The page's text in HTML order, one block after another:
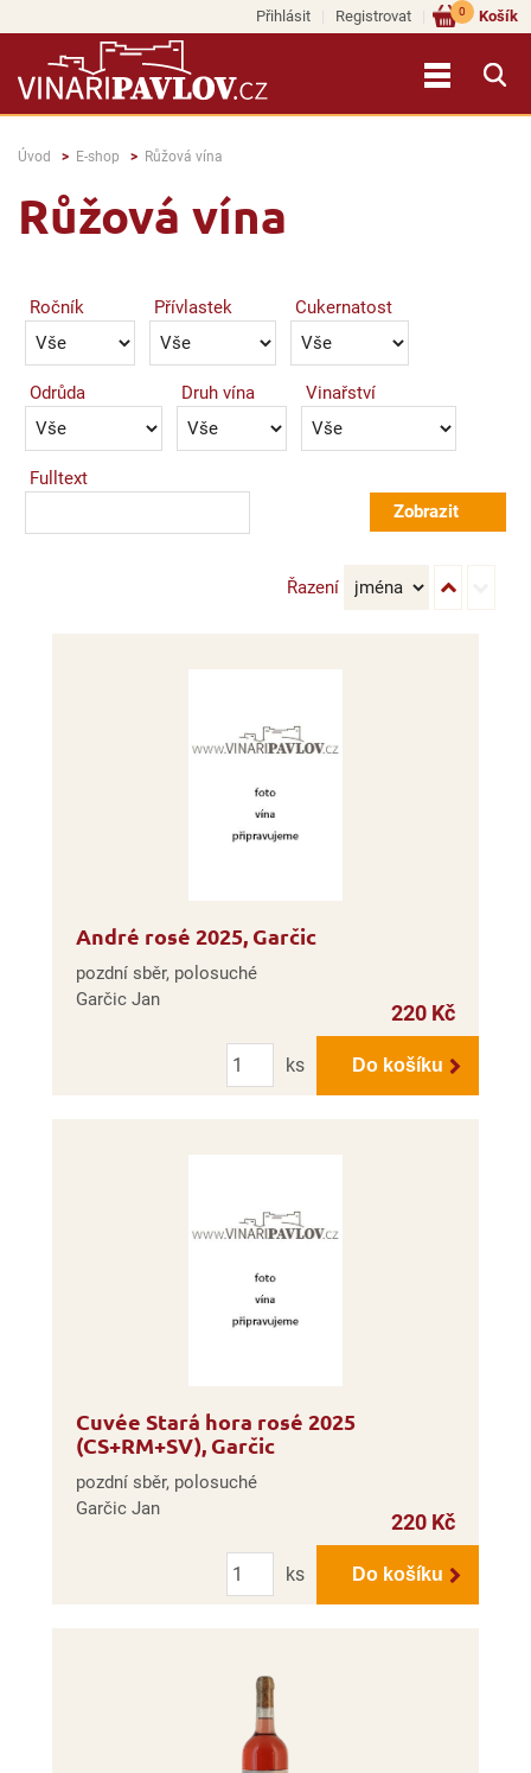
Přihlásit Registrovat Košík
0
Úvod E-shop Růžová vína
Růžová vína
Ročník Přívlastek Cukernatost
Odrůda Druh vína Vinařství
Fulltext
Řazení
André rosé 2025, Garčic
pozdní sběr, polosuché
Garčic Jan
220 Kč
Počet
ks
Do košíku
Cuvée Stará hora rosé 2025
(CS+RM+SV), Garčic
pozdní sběr, polosuché
Garčic Jan
220 Kč
Počet
ks
Do košíku